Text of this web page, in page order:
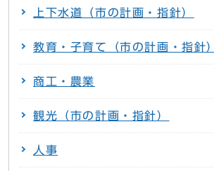
上下水道（市の計画・指針）
教育・子育て（市の計画・指針）
商工・農業
観光（市の計画・指針）
人事